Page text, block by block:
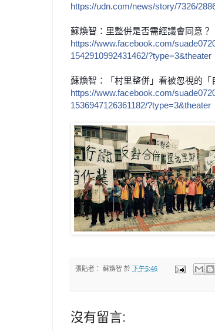
https://udn.com/news/story/7326/
蘇煥智：里整併是否需經議會同意？
https://www.facebook.com/
1542910992431462/?type=3&theater
蘇煥智：「村里整併」看被忽視的「
https://www.facebook.com/
1536947126361182/?type=3&theater
張貼者： 蘇煥智 於 下午5:46
沒有留言: